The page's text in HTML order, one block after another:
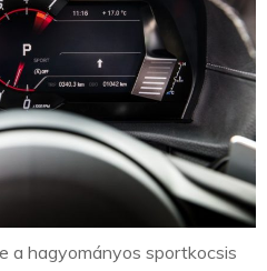
a hagyományos sportkocsis